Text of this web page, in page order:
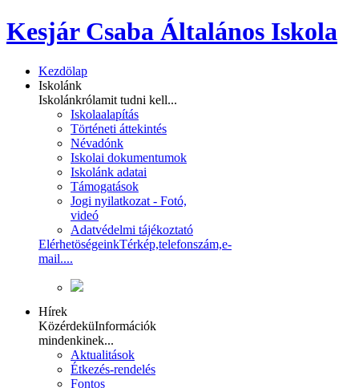
Kesjár Csaba Általános Iskola
Kezdölap
Iskolánk
Iskolánkrólamit tudni kell...
Iskolaalapítás
Történeti áttekintés
Névadónk
Iskolai dokumentumok
Iskolánk adatai
Támogatások
Jogi nyilatkozat - Fotó,
videó
Adatvédelmi tájékoztató
ElérhetöségeinkTérkép,telefonszám,e-
mail....
Hírek
KözérdeküInformációk
mindenkinek...
Aktualitások
Étkezés-rendelés
Fontos